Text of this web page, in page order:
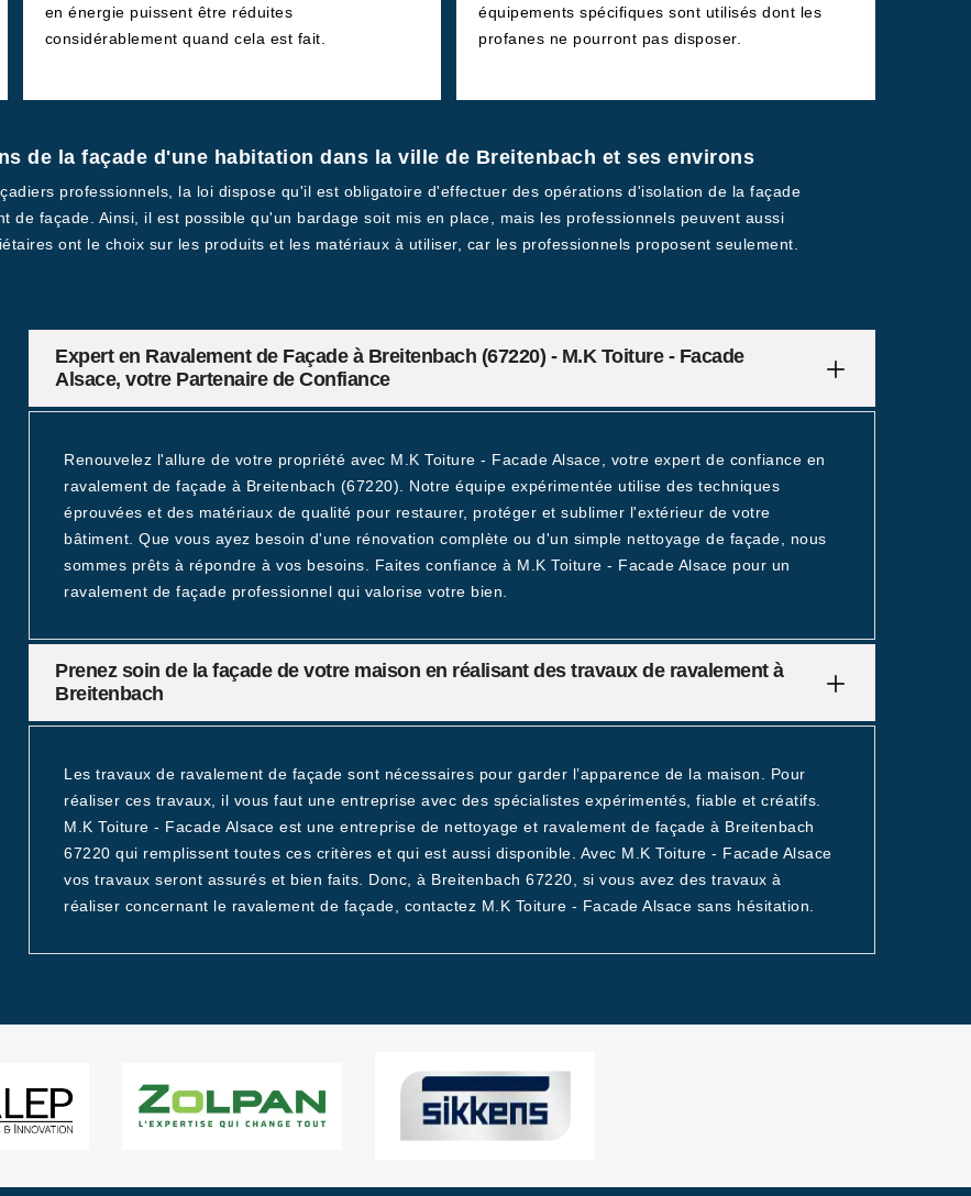
en énergie puissent être réduites
considérablement quand cela est fait.
équipements spécifiques sont utilisés dont les
profanes ne pourront pas disposer.
de la façade d'une habitation dans la ville de Breitenbach et ses environs
professionnels, la loi dispose qu'il est obligatoire d'effectuer des opérations d'isolation de la façade
de façade. Ainsi, il est possible qu'un bardage soit mis en place, mais les professionnels peuvent aussi
ont le choix sur les produits et les matériaux à utiliser, car les professionnels proposent seulement.
Expert en Ravalement de Façade à Breitenbach (67220) - M.K Toiture - Facade
Alsace, votre Partenaire de Confiance
Renouvelez l'allure de votre propriété avec M.K Toiture - Facade Alsace, votre expert de confiance en
ravalement de façade à Breitenbach (67220). Notre équipe expérimentée utilise des techniques
éprouvées et des matériaux de qualité pour restaurer, protéger et sublimer l'extérieur de votre
bâtiment. Que vous ayez besoin d'une rénovation complète ou d'un simple nettoyage de façade, nous
sommes prêts à répondre à vos besoins. Faites confiance à M.K Toiture - Facade Alsace pour un
ravalement de façade professionnel qui valorise votre bien.
Prenez soin de la façade de votre maison en réalisant des travaux de ravalement à
Breitenbach
Les travaux de ravalement de façade sont nécessaires pour garder l’apparence de la maison. Pour
réaliser ces travaux, il vous faut une entreprise avec des spécialistes expérimentés, fiable et créatifs.
M.K Toiture - Facade Alsace est une entreprise de nettoyage et ravalement de façade à Breitenbach
67220 qui remplissent toutes ces critères et qui est aussi disponible. Avec M.K Toiture - Facade Alsace
vos travaux seront assurés et bien faits. Donc, à Breitenbach 67220, si vous avez des travaux à
réaliser concernant le ravalement de façade, contactez M.K Toiture - Facade Alsace sans hésitation.